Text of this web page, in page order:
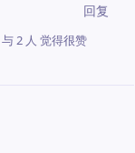
回复
与2 人 觉得很赞